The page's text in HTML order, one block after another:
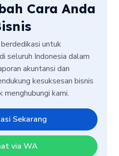
Cara Anda
untuk
seluruh Indonesia dalam
akuntansi dan
kesuksesan bisnis
menghubungi kami.
Sekarang
via WA